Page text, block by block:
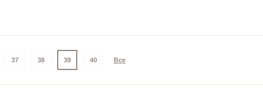
37 38 39 40 Все